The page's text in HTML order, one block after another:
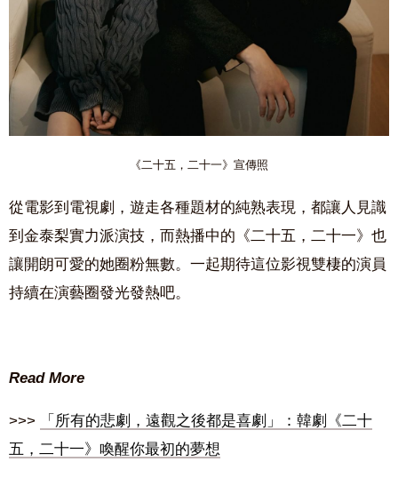
《二十五，二十一》宣傳照
從電影到電視劇，遊走各種題材的純熟表現，都讓人見識
到金泰梨實力派演技，而熱播中的《二十五，二十一》也
讓開朗可愛的她圈粉無數。一起期待這位影視雙棲的演員
持續在演藝圈發光發熱吧。
Read More
>>>
「所有的悲劇，遠觀之後都是喜劇」：韓劇《二十
五，二十一》喚醒你最初的夢想